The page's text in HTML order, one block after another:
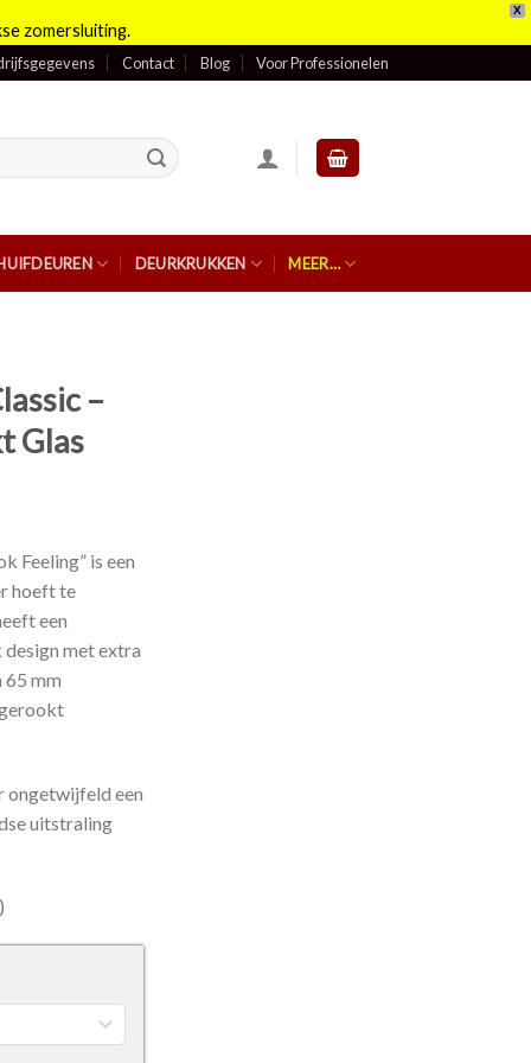
X
zomersluiting.
Contact Blog Voor Professionelen
DEURKRUKKEN MEER…
–
Glas
Feeling” is een
hoeft te
een
met extra
65 mm
ongetwijfeld een
uitstraling